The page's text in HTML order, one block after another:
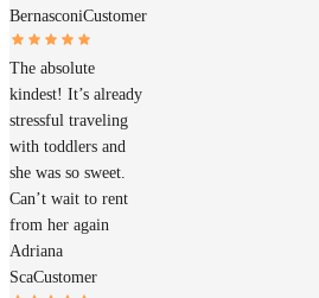
BernasconiCustomer
The absolute
kindest! It’s already
stressful traveling
with toddlers and
she was so sweet.
Can’t wait to rent
from her again
Adriana
ScaCustomer